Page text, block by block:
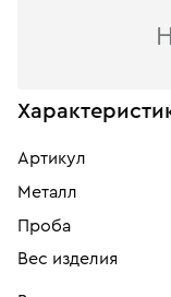
Артикул
Металл
Проба
Вес изделия